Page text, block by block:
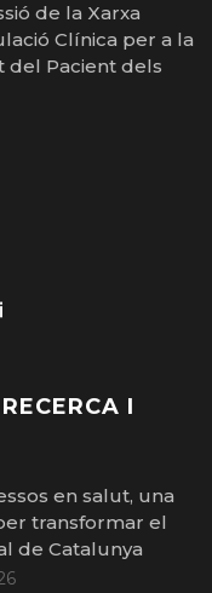
de la Xarxa
Clínica per a la
del Pacient dels
I
en salut, una
transformar el
de Catalunya